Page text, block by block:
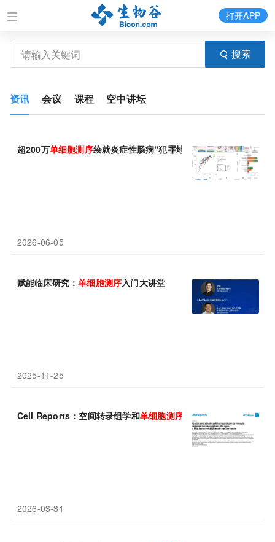
搜索
打开APP
资讯 会议 课程 空中讲坛
超200万单细胞测序绘就炎症性肠病“犯罪地图”
2026-06-05
赋能临床研究：单细胞测序入门大讲堂
2025-11-25
Cell Reports：空间转录组学和单细胞测序 技术揭示自闭症大脑
2026-03-31